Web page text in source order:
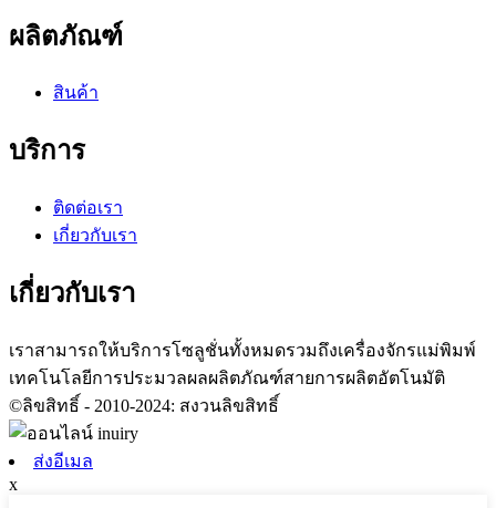
ผลิตภัณฑ์
สินค้า
บริการ
ติดต่อเรา
เกี่ยวกับเรา
เกี่ยวกับเรา
เราสามารถให้บริการโซลูชั่นทั้งหมดรวมถึงเครื่องจักรแม่พิมพ์
เทคโนโลยีการประมวลผลผลิตภัณฑ์สายการผลิตอัตโนมัติ
©ลิขสิทธิ์ - 2010-2024: สงวนลิขสิทธิ์
ส่งอีเมล
x